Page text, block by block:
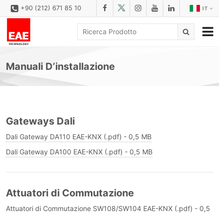
IT
+90 (212) 671 85 10
SOLUZIONI
SCARICA
CONFIGURATORE
REFERENZE
CONTATTO
MODULO DI CONTATTO
Manuali D’installazione
Gateways Dali
Dali Gateway DA110 EAE-KNX (.pdf) - 0,5 MB
Dali Gateway DA100 EAE-KNX (.pdf) - 0,5 MB
Attuatori di Commutazione
Attuatori di Commutazione SW108/SW104 EAE-KNX (.pdf) - 0,5